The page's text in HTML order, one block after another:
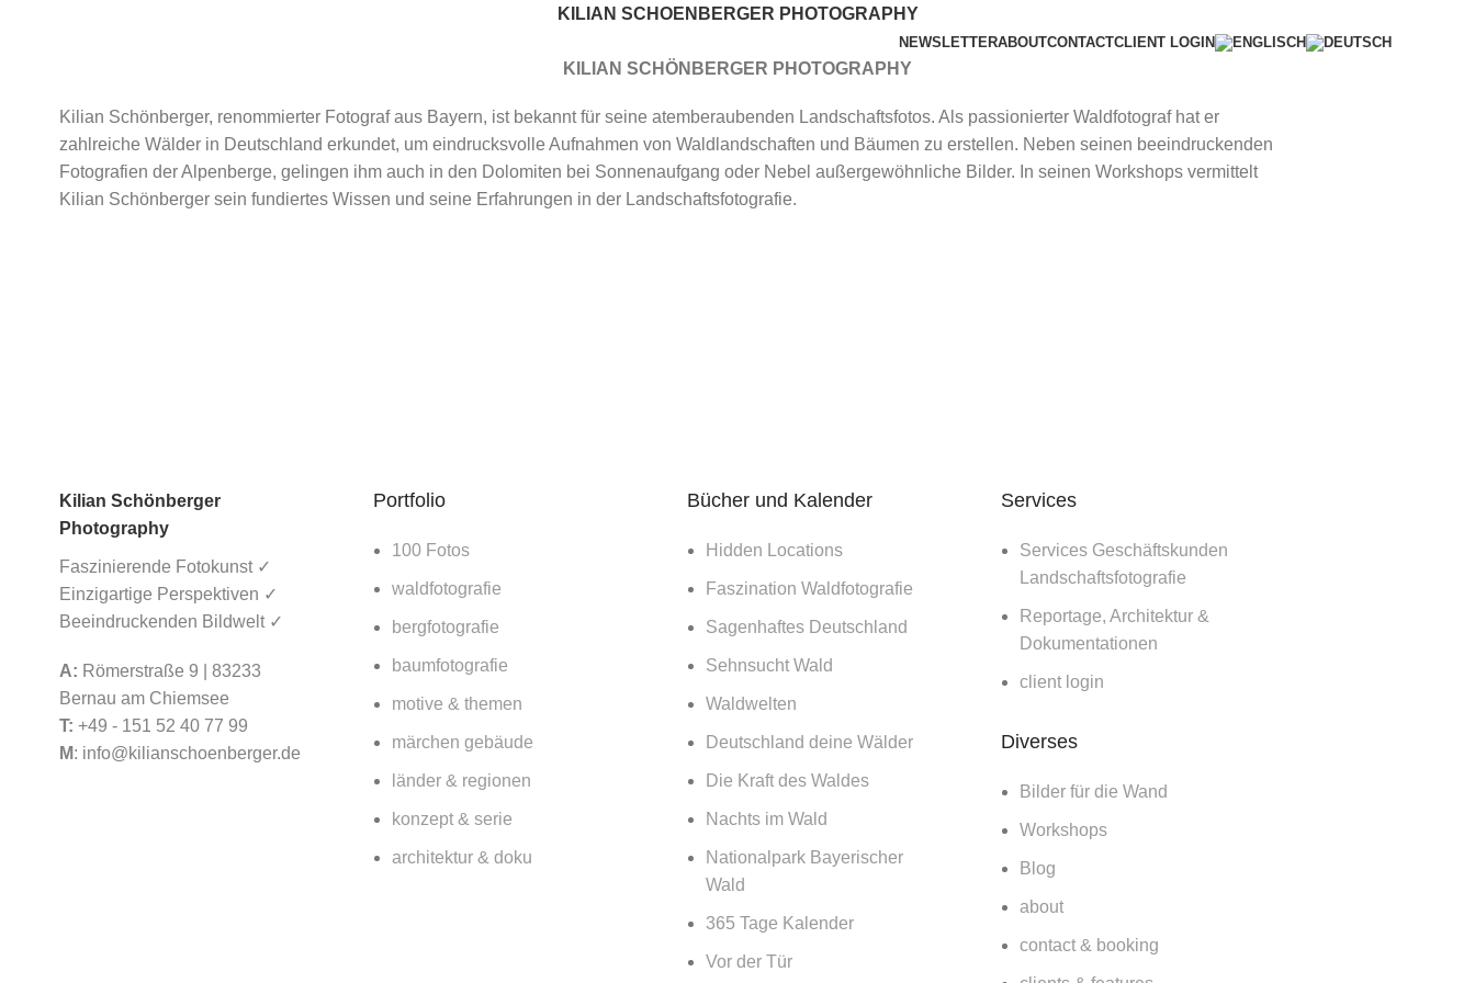
KILIAN SCHOENBERGER PHOTOGRAPHY
NEWSLETTERABOUTCONTACTCLIENT LOGIN
KILIAN SCHÖNBERGER PHOTOGRAPHY
VORTRÄGE
Kilian Schönberger, renommierter Fotograf aus Bayern, ist bekannt für seine atemberaubenden Landschaftsfotos. Als passionierter Waldfotograf hat er
zahlreiche Wälder in Deutschland erkundet, um eindrucksvolle Aufnahmen von Waldlandschaften und Bäumen zu erstellen. Neben seinen beeindruckenden
Fotografien der Alpenberge, gelingen ihm auch in den Dolomiten bei Sonnenaufgang oder Nebel außergewöhnliche Bilder. In seinen Workshops vermittelt
Kilian Schönberger sein fundiertes Wissen und seine Erfahrungen in der Landschaftsfotografie.
Kilian Schönberger
Photography
Faszinierende Fotokunst ✓
Einzigartige Perspektiven ✓
Beeindruckenden Bildwelt ✓
A: Römerstraße 9 | 83233
Bernau am Chiemsee
T: +49 - 151 52 40 77 99
M: info@kilianschoenberger.de
Portfolio
100 Fotos
waldfotografie
bergfotografie
baumfotografie
motive & themen
märchen gebäude
länder & regionen
konzept & serie
architektur & doku
Bücher und Kalender
Hidden Locations
Faszination Waldfotografie
Sagenhaftes Deutschland
Sehnsucht Wald
Waldwelten
Deutschland deine Wälder
Die Kraft des Waldes
Nachts im Wald
Nationalpark Bayerischer
Wald
365 Tage Kalender
Vor der Tür
Services
Services Geschäftskunden
Landschaftsfotografie
Reportage, Architektur &
Dokumentationen
client login
Diverses
Bilder für die Wand
Workshops
Blog
about
contact & booking